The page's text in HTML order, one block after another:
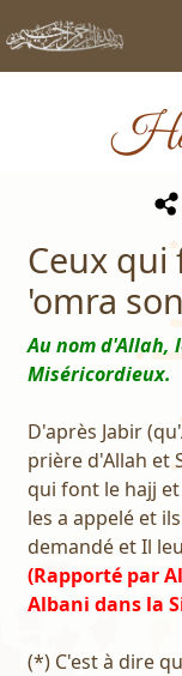
Ceux qui
'omra
Au nom d'Allah,
Miséricordieux.
D'après Jabir
prière d'Allah et
qui font le hajj
les a appelé et
demandé et Il
(Rapporté par
Albani dans la
(*) C'est à dire